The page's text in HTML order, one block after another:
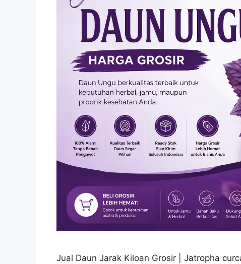
Jual Daun Jarak Kiloan Grosir | Jatropha